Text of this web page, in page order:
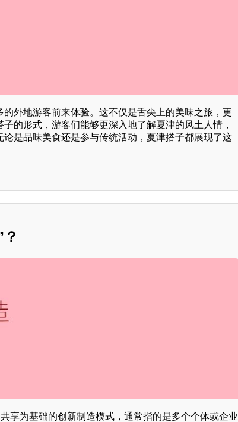
的外地游客前来体验。这不仅是舌尖上的美味之旅，更
的形式，游客们能够更深入地了解夏津的风土人情，
是品味美食还是参与传统活动，夏津搭子都展现了这
享为基础的创新制造模式，通常指的是多个个体或企业